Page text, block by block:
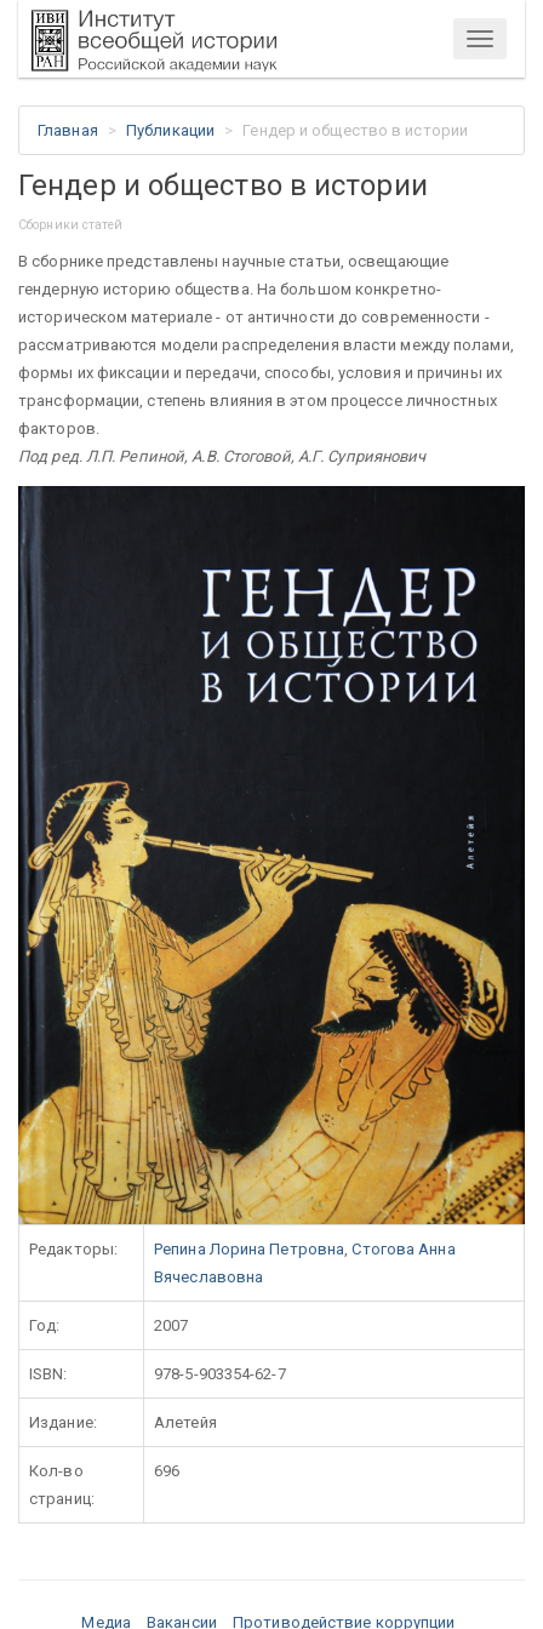
Меню
Главная Публикации Гендер и общество в истории
Гендер и общество в истории
Сборники статей
В сборнике представлены научные статьи, освещающие
гендерную историю общества. На большом конкретно-
историческом материале - от античности до современности -
рассматриваются модели распределения власти между полами,
формы их фиксации и передачи, способы, условия и причины их
трансформации, степень влияния в этом процессе личностных
факторов.
Под ред. Л.П. Репиной, А.В. Стоговой, А.Г. Суприянович
Редакторы: Репина Лорина Петровна ,Стогова Анна
Вячеславовна
Год: 2007
ISBN: 978-5-903354-62-7
Издание: Алетейя
Кол-во
страниц:
696
Медиа Вакансии Противодействие коррупции